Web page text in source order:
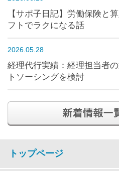
【サポ子日記】労働保険と
フトでラクになる話
2026.05.28
経理代行実績：経理担当者
トソーシングを検討
トップページ